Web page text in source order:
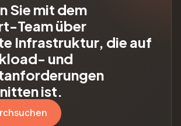
Sie mit dem
Team über
Infrastruktur, die auf
und
ist.